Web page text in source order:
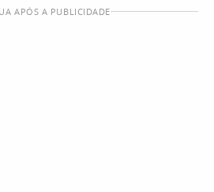
APÓS A PUBLICIDADE